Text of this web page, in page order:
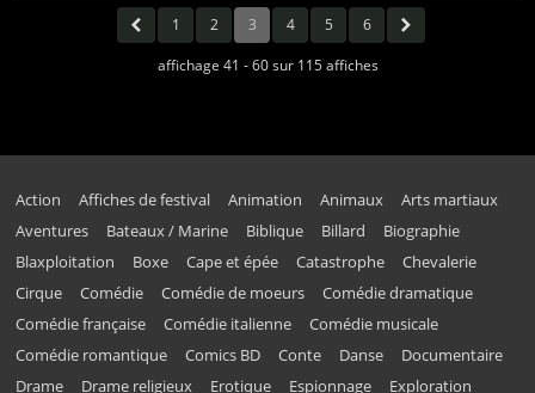
1 2 3 4 5
6
affichage 41 - 60 sur 115 affiches
Action Affiches de festival Animation Animaux
Arts martiaux
Aventures
Bateaux / Marine Biblique Billard
Biographie
Blaxploitation
Boxe Cape et épée Catastrophe
Chevalerie
Cirque
Comédie Comédie de moeurs
Comédie dramatique
Comédie française
Comédie italienne
Comédie musicale
Comédie romantique
Comics BD Conte Danse
Documentaire
Drame
Drame religieux Erotique Espionnage
Exploration